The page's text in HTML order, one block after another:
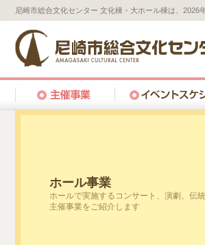
尼崎市総合文化センター 文化棟・大ホール棟は、
ホール事業
ホールで実施するコンサート、演劇、伝
主催事業をご紹介します